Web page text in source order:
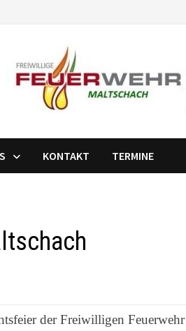
KONTAKT TERMINE
der Freiwilligen Feuerwehr